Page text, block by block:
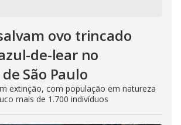
ovo trincado
de-lear no
São Paulo
extinção, com população em natureza
mais de 1.700 indivíduos